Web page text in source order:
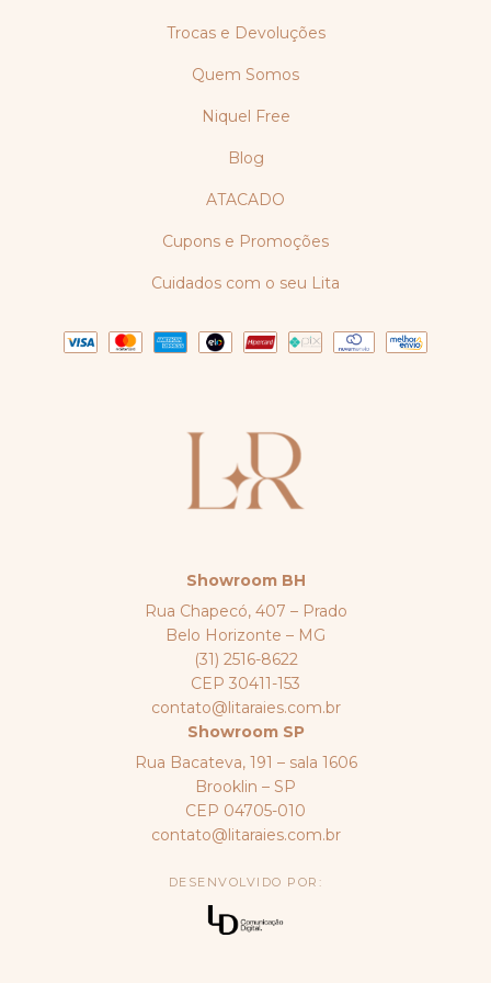
Trocas e Devoluções
Quem Somos
Niquel Free
Blog
ATACADO
Cupons e Promoções
Cuidados com o seu Lita
Showroom BH
Rua Chapecó, 407 – Prado
Belo Horizonte – MG
(31) 2516-8622
CEP 30411-153
contato@litaraies.com.br
Showroom SP
Rua Bacateva, 191 – sala 1606
Brooklin – SP
CEP 04705-010
contato@litaraies.com.br
DESENVOLVIDO POR: